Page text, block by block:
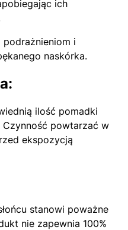
ich
podrażnieniom i
naskórka.
ilość pomadki
powtarzać w
ekspozycją
stanowi poważne
nie zapewnia 100%